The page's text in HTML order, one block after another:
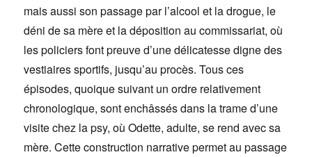
mais aussi son passage par l’alcool et la drogue, le
déni de sa mère et la déposition au commissariat, où
les policiers font preuve d’une délicatesse digne des
vestiaires sportifs, jusqu’au procès. Tous ces
épisodes, quoique suivant un ordre relativement
chronologique, sont enchâssés dans la trame d’une
visite chez la psy, où Odette, adulte, se rend avec sa
mère. Cette construction narrative permet au passage